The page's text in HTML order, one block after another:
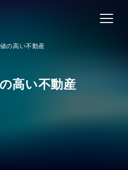
の高い不動産
高い不動産